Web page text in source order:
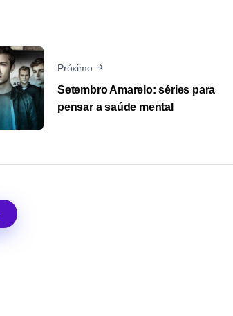
Próximo
Setembro Amarelo: séries para
pensar a saúde mental